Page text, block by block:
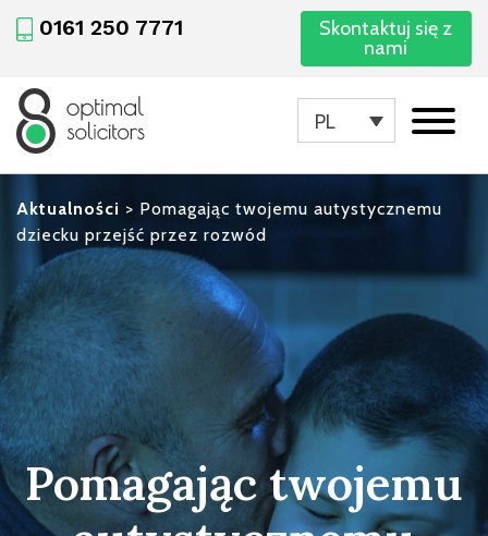
0161 250 7771
Skontaktuj się z
nami
PL
Aktualności > Pomagając twojemu autystycznemu
dziecku przejść przez rozwód
Pomagając twojemu